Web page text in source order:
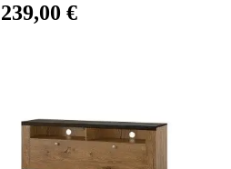
239,00 €